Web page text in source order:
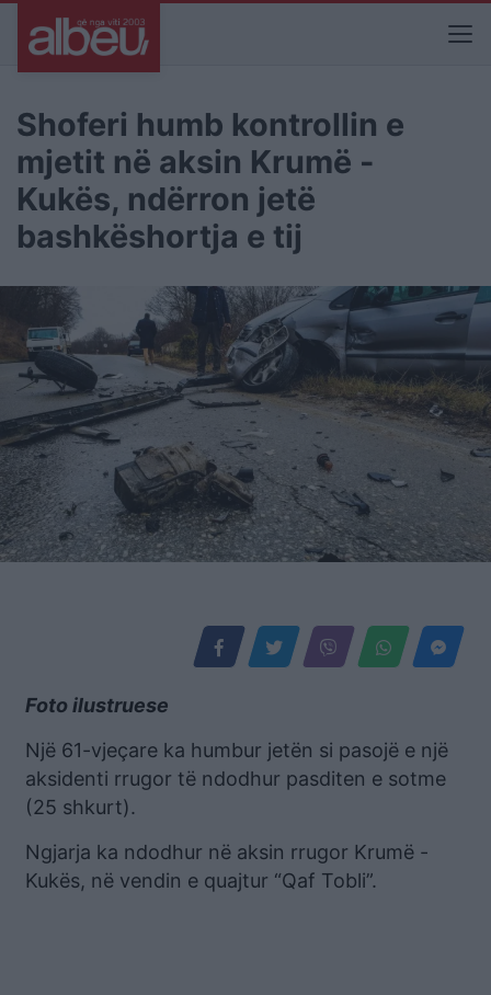
Shoferi humb kontrollin e
mjetit në aksin Krumë -
Kukës, ndërron jetë
bashkëshortja e tij
Foto ilustruese
Një 61-vjeçare ka humbur jetën si pasojë e një
aksidenti rrugor të ndodhur pasditen e sotme
(25 shkurt).
Ngjarja ka ndodhur në aksin rrugor Krumë -
Kukës, në vendin e quajtur “Qaf Tobli”.